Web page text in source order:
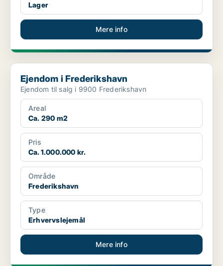
Lager
Mere info
Ejendom i Frederikshavn
Ejendom i Frederikshavn
Ejendom til salg i 9900 Frederikshavn
Areal
Ca. 290 m2
Pris
Ca. 1.000.000 kr.
Område
Frederikshavn
Type
Erhvervslejemål
Mere info